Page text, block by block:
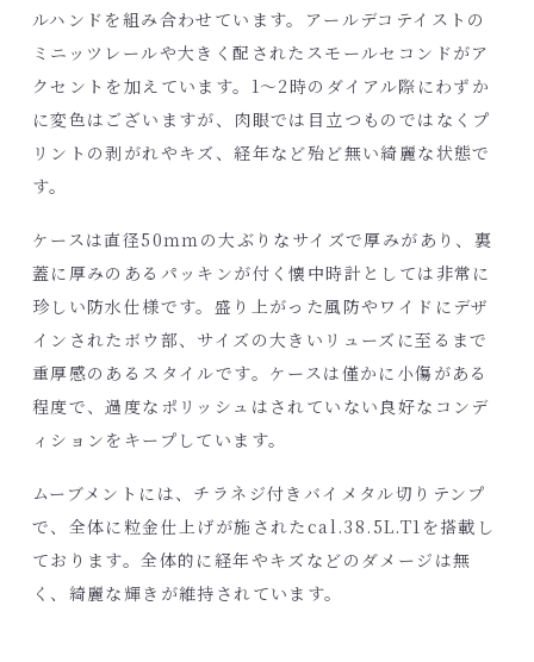
ルハンドを組み合わせています。アールデコテイストの
ミニッツレールや大きく配されたスモールセコンドがア
クセントを加えています。1～2時のダイアル際にわずか
に変色はございますが、肉眼では目立つものではなくプ
リントの剥がれやキズ、経年など殆ど無い綺麗な状態で
す。
ケースは直径50ｍｍの大ぶりなサイズで厚みがあり、裏
蓋に厚みのあるパッキンが付く懐中時計としては非常に
珍しい防水仕様です。盛り上がった風防やワイドにデザ
インされたボウ部、サイズの大きいリューズに至るまで
重厚感のあるスタイルです。ケースは僅かに小傷がある
程度で、過度なポリッシュはされていない良好なコンデ
ィションをキープしています。
ムーブメントには、チラネジ付きバイメタル切りテンプ
で、全体に粒金仕上げが施されたcal.38.5L.T1を搭載し
ております。全体的に経年やキズなどのダメージは無
く、綺麗な輝きが維持されています。